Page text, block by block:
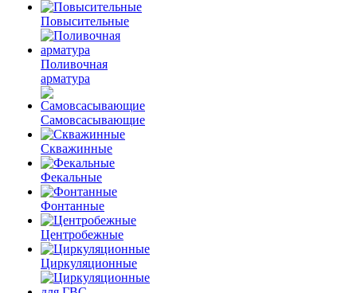
Повысительные
Поливочная
арматура
Самовсасывающие
Скважинные
Фекальные
Фонтанные
Центробежные
Циркуляционные